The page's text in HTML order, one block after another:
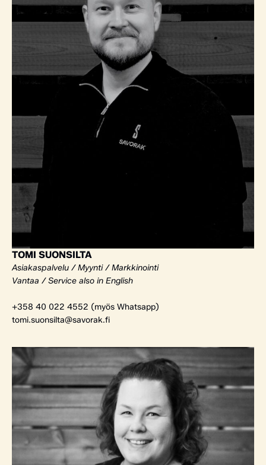
TOMI SUONSILTA
Asiakaspalvelu / Myynti / Markkinointi
Vantaa / Service also in English
+358 40 022 4552 (myös Whatsapp)
tomi.suonsilta@savorak.fi